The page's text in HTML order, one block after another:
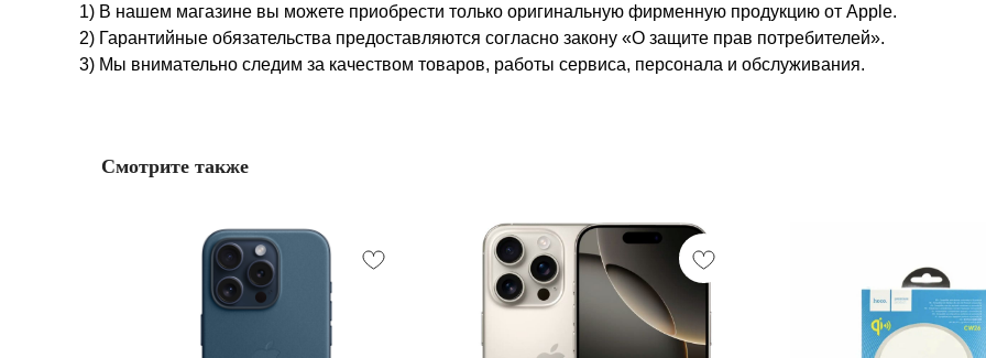
1) В нашем магазине вы можете приобрести только оригинальную фирменную продукцию от Apple.
2) Гарантийные обязательства предоставляются согласно закону «О защите прав потребителей».
3) Мы внимательно следим за качеством товаров, работы сервиса, персонала и обслуживания.
Смотрите также